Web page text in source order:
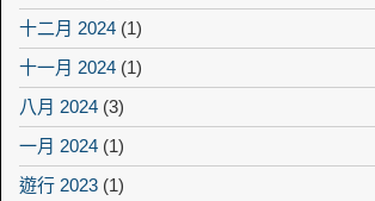
十二月 2024 (1)
十一月 2024 (1)
八月 2024 (3)
一月 2024 (1)
遊行 2023 (1)